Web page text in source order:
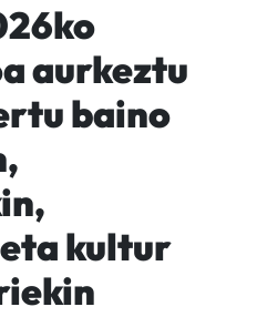
aurkeztu
baino
kultur